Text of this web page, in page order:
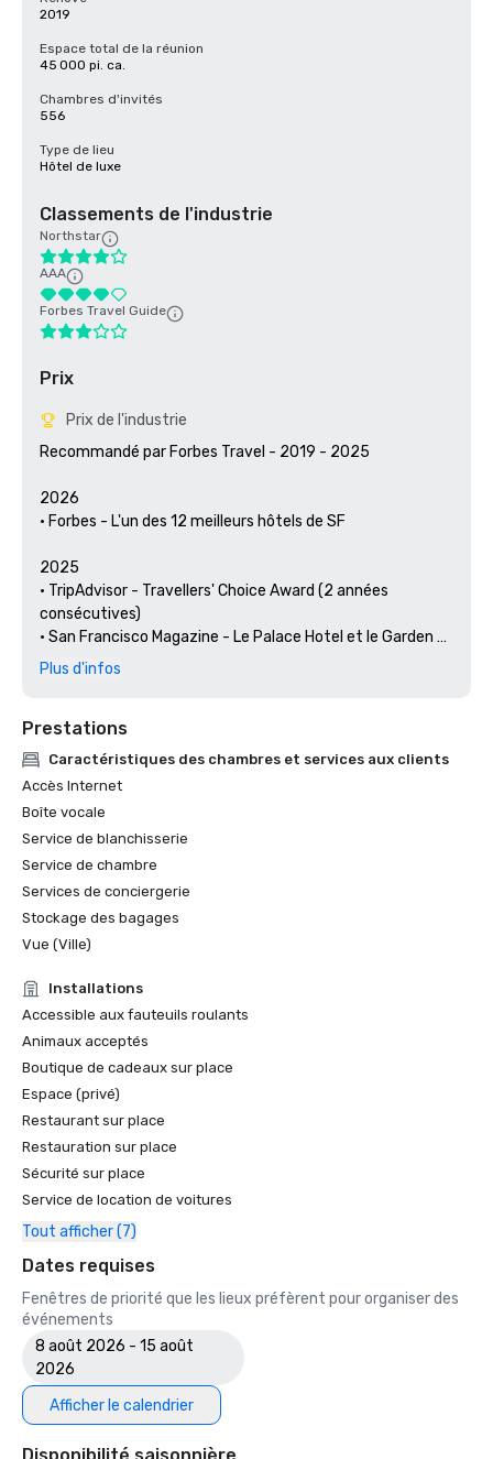
2019
Espace total de la réunion
45 000 pi. ca.
Chambres d'invités
556
Type de lieu
Hôtel de luxe
Classements de l'industrie
Northstar
AAA
Forbes Travel Guide
Prix
Prix de l'industrie
Recommandé par Forbes Travel - 2019 - 2025
2026
• Forbes - L'un des 12 meilleurs hôtels de SF
2025
• TripAdvisor - Travellers' Choice Award (2 années
consécutives)
• San Francisco Magazine - Le Palace Hotel et le Garden
Court ont été reconnus comme les meilleurs hôtels pour
Californie au moins une fois dans votre vie
• Thrillist - Les meilleures choses à faire à San Francisco
lumière les arts et la culture de San Francisco
• Haute Living San Francisco - Le Palace Hotel de San
Francisco fête ses 150 ans
2024
• Travel + Leisure - Les meilleurs hôtels de SF - Hôtel avec
• Guide de voyage Forbes : l'un des 15 hôtels proposant
des expériences inoubliables en matière de caviar
Francisco — Les 5 meilleurs hôtels
• OpenTable — L'un des 12 plus beaux restaurants de SF
• Travellers' Choice Awards - Meilleur des meilleurs
• Destination I Do — L'une des 6 meilleures destinations de
mariage LGBTQ+ aux États-Unis (première liste)
• Insidehook — Meilleur bar d'hôtel de SF
• SF Travel — Les hôtels de luxe les mieux notés à SF
2023
• Magazine de voyage et de loisirs - Meilleur hôtel de SF
Plus d'infos
Prestations
Caractéristiques des chambres et services aux clients
Accès Internet
Boîte vocale
Service de blanchisserie
Service de chambre
Services de conciergerie
Stockage des bagages
Vue (Ville)
Installations
Accessible aux fauteuils roulants
Animaux acceptés
Boutique de cadeaux sur place
Espace (privé)
Restaurant sur place
Restauration sur place
Sécurité sur place
Service de location de voitures
Tout afficher (7)
Dates requises
Fenêtres de priorité que les lieux préfèrent pour organiser des
événements
8 août 2026 - 15 août
2026
Afficher le calendrier